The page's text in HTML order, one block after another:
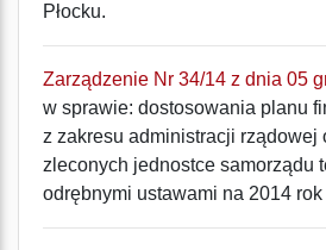
Płocku.
Zarządzenie Nr 34/14 z dnia 05
w sprawie: dostosowania planu
z zakresu administracji rządowej
zleconych jednostce samorządu
odrębnymi ustawami na 2014 rok